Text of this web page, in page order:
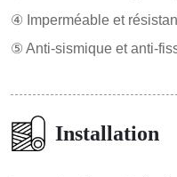
④ Imperméable et
⑤ Anti-sismique et anti-
Installation